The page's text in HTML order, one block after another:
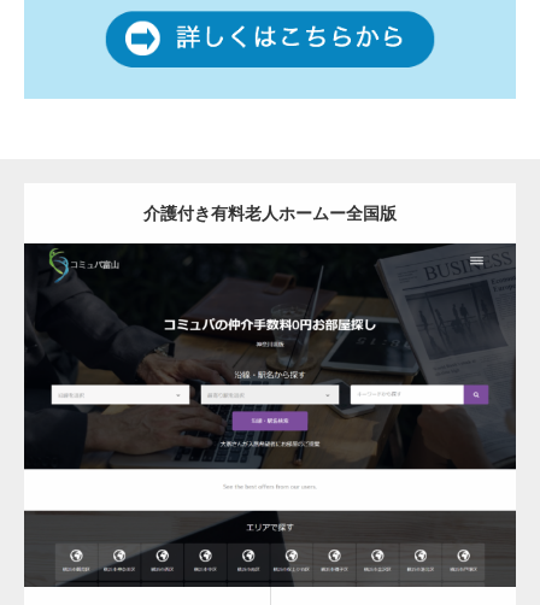
介護付き有料老人ホームー全国版
更新日： 2023.03.08
介護付き有料老人ホーム
詳細 検索サイト